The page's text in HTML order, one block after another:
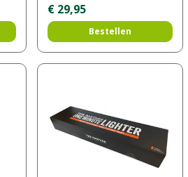
€ 29,95
Bestellen